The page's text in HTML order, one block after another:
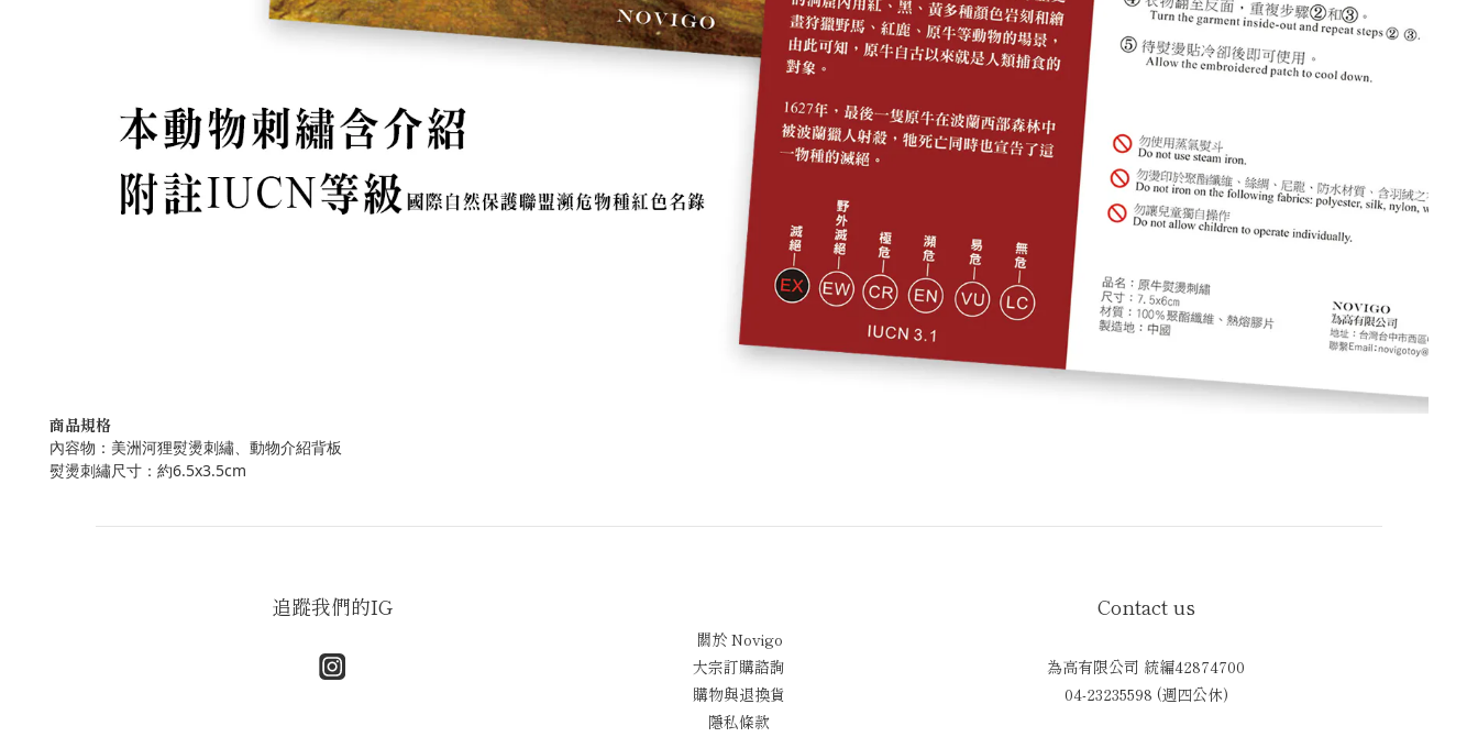
商品規格
內容物：美洲河狸熨燙刺繡、動物介紹背板
熨燙刺繡尺寸：約6.5x3.5cm
追蹤我們的IG
關於 Novigo
大宗訂購諮詢
購物與退換貨
隱私條款
Contact us
為高有限公司 統編42874700
04-23235598 (週四公休)